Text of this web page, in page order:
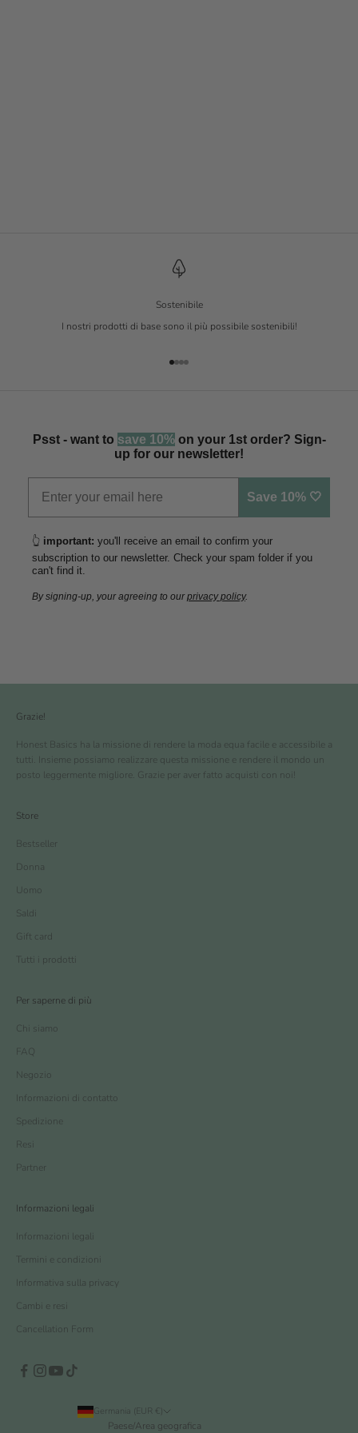
Sostenibile
I nostri prodotti di base sono il più possibile sostenibili!
Vai all'articolo 1
Vai all'articolo 2
Vai all'articolo 3
Vai all'articolo 4
Psst - want to save 10%on your 1st order? Sign-
up for our newsletter!
Save 10% 🤍
👆 important: you'll receive an email to confirm your
subscription to our newsletter. Check your spam folder if you
can't find it.
By signing-up, your agreeing to ourprivacy policy.
Grazie!
Honest Basics ha la missione di rendere la moda equa facile e accessibile a
tutti. Insieme possiamo realizzare questa missione e rendere il mondo un
posto leggermente migliore. Grazie per aver fatto acquisti con noi!
Store
Bestseller
Donna
Uomo
Saldi
Gift card
Tutti i prodotti
Per saperne di più
Chi siamo
FAQ
Negozio
Informazioni di contatto
Spedizione
Resi
Partner
Informazioni legali
Informazioni legali
Termini e condizioni
Informativa sulla privacy
Cambi e resi
Cancellation Form
Germania (EUR €)
Paese/Area geografica